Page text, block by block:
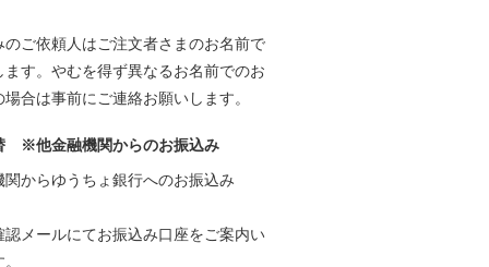
のご依頼人はご注文者さまのお名前で
ます。やむを得ず異なるお名前でのお
場合は事前にご連絡お願いします。
※他金融機関からのお振込み
関からゆうちょ銀行へのお振込み
認メールにてお振込み口座をご案内い